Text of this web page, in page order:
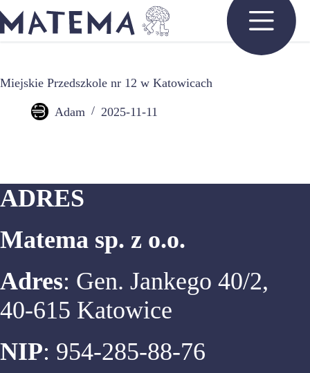
do
treści
Miejskie Przedszkole nr 12 w Katowicach
Adam 2025-11-11
ADRES
Matema sp. z o.o.
Adres: Gen. Jankego 40/2,
40-615 Katowice
NIP: 954-285-88-76